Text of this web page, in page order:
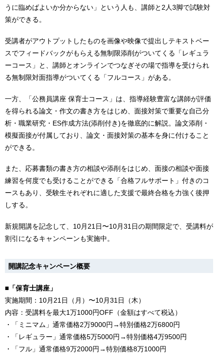
うに臨めばよいか分からない」という人も、講師と2人3脚で試験対
策ができる。
受講者がアウトプットしたものを画像や映像で提出しテキストベー
スでフィードバックがもらえる無制限添削がついてくる「レギュラ
ーコース」と、講師とオンラインでつなぎその場で指導を受けられ
る無制限対面指導がついてくる「フルコース」がある。
一方、「公務員講座 保育士コース」は、指導経験豊富な講師が評価
を得られる論文・作文の書き方をはじめ、面接対策で重要な自己分
析・職業研究・ES作成方法(添削付き)を徹底的に解説。論文添削・
模擬面接が付属しており、論文・面接対策の基本を身に付けること
ができる。
また、応募書類の書き方の相談や添削をはじめ、面接の相談や面接
練習を何度でも受けることができる「合格フルサポート」付きのコ
ースもあり、受験生それぞれに適した支援で最終合格を力強く後押
しする。
新規開講を記念して、10月21日〜10月31日の期間限定で、受講料が
割引になるキャンペーンも実施中。
開講記念キャンペーン概要
■「保育士講座」
実施期間：10月21日（月）〜10月31日（木）
内容：受講料を最大1万1000円OFF（金額はすべて税込）
・「ミニマム」通常価格2万9000円→特別価格2万6800円
・「レギュラー」通常価格5万5000円→特別価格4万9500円
・「フル」通常価格9万2000円→特別価格8万1000円